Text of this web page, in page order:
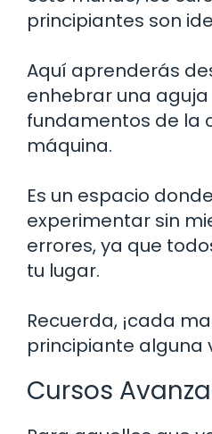
principiantes son
Aquí aprenderás
enhebrar una
fundamentos de la
máquina.
Es un espacio
experimentar sin
errores, ya que
tu lugar.
Recuerda, ¡cada
principiante alguna
Cursos